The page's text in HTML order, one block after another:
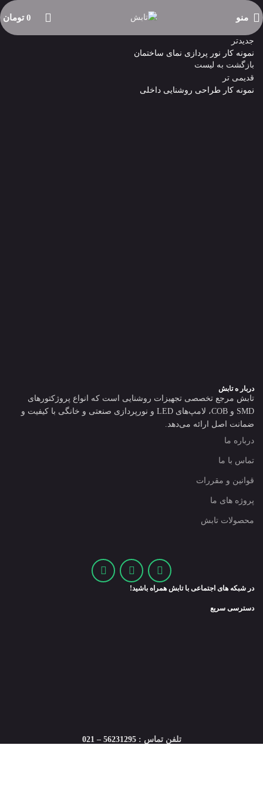
منو 0 تومان نمونه کارها
جدیدتر
نمونه کار نور پردازی نمای ساختمان
بازگشت به لیست
قدیمی تر
نمونه کار طراحی روشنایی داخلی
دربار ه تابش
تابش مرجع تخصصی تجهیزات روشنایی است که انواع پروژکتورهای
SMD و COB، لامپ‌های LED و نورپردازی صنعتی و خانگی با کیفیت و
ضمانت اصل ارائه می‌دهد.
درباره ما
تماس با ما
قوانین و مقررات
پروژه های ما
محصولات تابش
در شبکه های اجتماعی با تابش همراه باشید!
دسترسی سریع
تلفن تماس :56231295 – 021